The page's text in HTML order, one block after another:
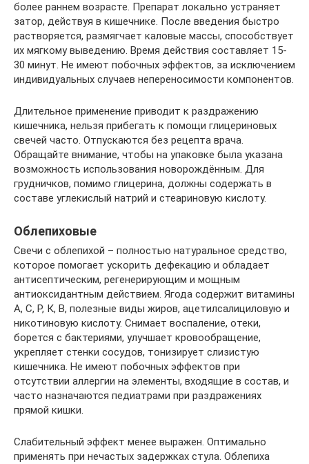
более раннем возрасте. Препарат локально устраняет
затор, действуя в кишечнике. После введения быстро
растворяется, размягчает каловые массы, способствует
их мягкому выведению. Время действия составляет 15-
30 минут. Не имеют побочных эффектов, за исключением
индивидуальных случаев непереносимости компонентов.
Длительное применение приводит к раздражению
кишечника, нельзя прибегать к помощи глицериновых
свечей часто. Отпускаются без рецепта врача.
Обращайте внимание, чтобы на упаковке была указана
возможность использования новорождённым. Для
грудничков, помимо глицерина, должны содержать в
составе углекислый натрий и стеариновую кислоту.
Облепиховые
Свечи с облепихой – полностью натуральное средство,
которое помогает ускорить дефекацию и обладает
антисептическим, регенерирующим и мощным
антиоксидантным действием. Ягода содержит витамины
A, C, P, К, B, полезные виды жиров, ацетилсалициловую и
никотиновую кислоту. Снимает воспаление, отеки,
борется с бактериями, улучшает кровообращение,
укрепляет стенки сосудов, тонизирует слизистую
кишечника. Не имеют побочных эффектов при
отсутствии аллергии на элементы, входящие в состав, и
часто назначаются педиатрами при раздражениях
прямой кишки.
Слабительный эффект менее выражен. Оптимально
применять при нечастых задержках стула. Облепиха